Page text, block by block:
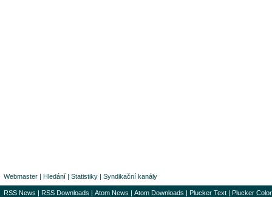
Webmaster | Hledání | Statistiky | Syndikační kanály
RSS News | RSS Downloads | Atom News | Atom Downloads | Plucker Text | Plucker Color